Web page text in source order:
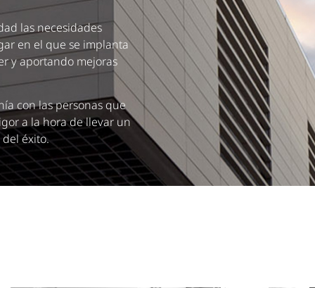
las necesidades
en el que se implanta
y aportando mejoras
con las personas que
a la hora de llevar un
del éxito.